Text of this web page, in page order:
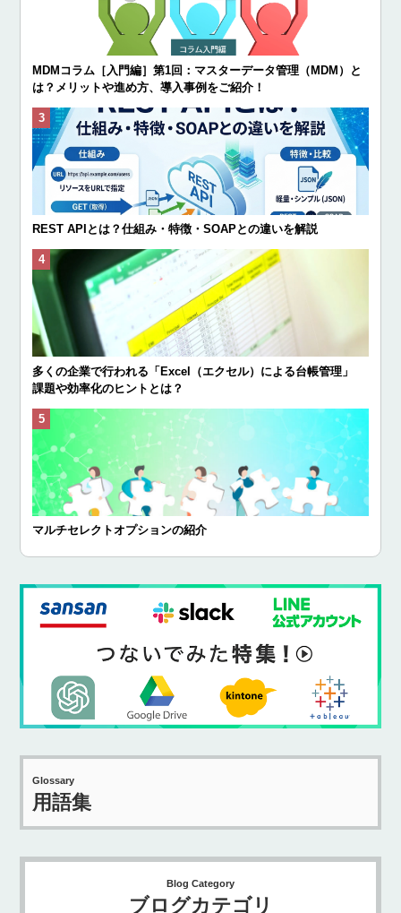
MDMコラム［入門編］第1回：マスターデータ管理（MDM）と
は？メリットや進め方、導入事例をご紹介！
REST APIとは？仕組み・特徴・SOAPとの違いを解説
多くの企業で行われる「Excel（エクセル）による台帳管理」
課題や効率化のヒントとは？
マルチセレクトオプションの紹介
Glossary
用語集
Blog Category
ブログカテゴリ